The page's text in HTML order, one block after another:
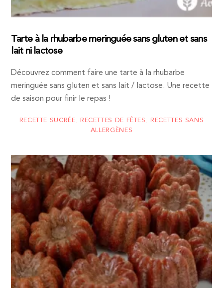
Tarte à la rhubarbe meringuée sans gluten et sans
lait ni lactose
Découvrez comment faire une tarte à la rhubarbe
meringuée sans gluten et sans lait / lactose. Une recette
de saison pour finir le repas !
RECETTE SUCRÉE RECETTES DE FÊTES
RECETTES SANS
ALLERGÈNES